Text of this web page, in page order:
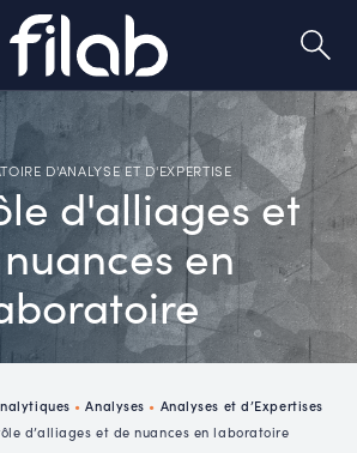
D'ANALYSE ET D'EXPERTISE
d'alliages et
en
•Analyses • Analyses et d’Expertises
d’alliages et de nuances en laboratoire